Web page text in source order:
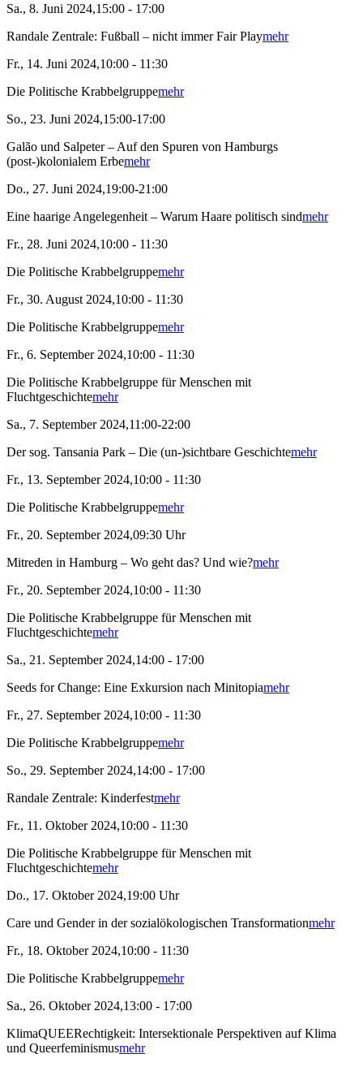
Sa., 8. Juni 2024,15:00 - 17:00
Randale Zentrale: Fußball – nicht immer Fair Playmehr
Fr., 14. Juni 2024,10:00 - 11:30
Die Politische Krabbelgruppemehr
So., 23. Juni 2024,15:00-17:00
Galão und Salpeter – Auf den Spuren von Hamburgs
(post-)kolonialem Erbemehr
Do., 27. Juni 2024,19:00-21:00
Eine haarige Angelegenheit – Warum Haare politisch sindmehr
Fr., 28. Juni 2024,10:00 - 11:30
Die Politische Krabbelgruppemehr
Fr., 30. August 2024,10:00 - 11:30
Die Politische Krabbelgruppemehr
Fr., 6. September 2024,10:00 - 11:30
Die Politische Krabbelgruppe für Menschen mit
Fluchtgeschichtemehr
Sa., 7. September 2024,11:00-22:00
Der sog. Tansania Park – Die (un-)sichtbare Geschichtemehr
Fr., 13. September 2024,10:00 - 11:30
Die Politische Krabbelgruppemehr
Fr., 20. September 2024,09:30 Uhr
Mitreden in Hamburg – Wo geht das? Und wie?mehr
Fr., 20. September 2024,10:00 - 11:30
Die Politische Krabbelgruppe für Menschen mit
Fluchtgeschichtemehr
Sa., 21. September 2024,14:00 - 17:00
Seeds for Change: Eine Exkursion nach Minitopiamehr
Fr., 27. September 2024,10:00 - 11:30
Die Politische Krabbelgruppemehr
So., 29. September 2024,14:00 - 17:00
Randale Zentrale: Kinderfestmehr
Fr., 11. Oktober 2024,10:00 - 11:30
Die Politische Krabbelgruppe für Menschen mit
Fluchtgeschichtemehr
Do., 17. Oktober 2024,19:00 Uhr
Care und Gender in der sozialökologischen Transformationmehr
Fr., 18. Oktober 2024,10:00 - 11:30
Die Politische Krabbelgruppemehr
Sa., 26. Oktober 2024,13:00 - 17:00
KlimaQUEERechtigkeit: Intersektionale Perspektiven auf Klima
und Queerfeminismusmehr